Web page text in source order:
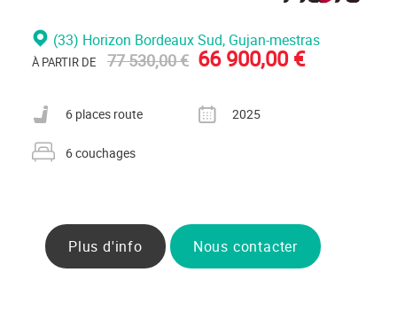
(33) Horizon Bordeaux Sud, Gujan-mestras
À PARTIR DE 77 530,00 € 66 900,00 €
Nombre de places carte grise
6 places route
Année
2025
Nombre de couchages
6 couchages
Plus d'info Nous contacter